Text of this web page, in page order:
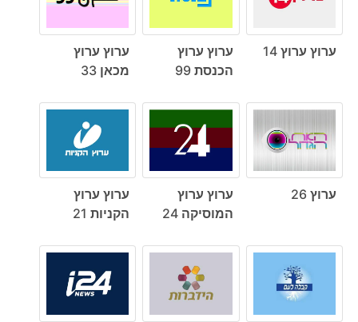
ערוץ ערוץ 14
ערוץ ערוץ
הכנסת 99
ערוץ ערוץ
מכאן 33
ערוץ 26
ערוץ ערוץ
המוסיקה 24
ערוץ ערוץ
הקניות 21